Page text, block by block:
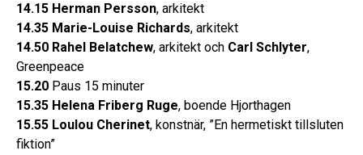
14.15 Herman Persson, arkitekt
14.35 Marie-Louise Richards, arkitekt
14.50 Rahel Belatchew, arkitekt och Carl Schlyter,
Greenpeace
15.20 Paus 15 minuter
15.35 Helena Friberg Ruge, boende Hjorthagen
15.55 Loulou Cherinet, konstnär, ”En hermetiskt tillsluten
fiktion”